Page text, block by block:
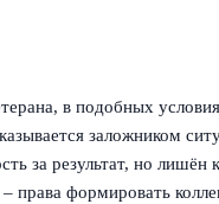
в подобных
заложником
за результат, но лишён
права формировать